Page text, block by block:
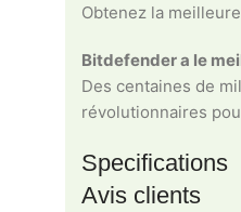
Obtenez la
Bitdefender a le
Des centaines de
révolutionnaires
Specifications
Avis clients